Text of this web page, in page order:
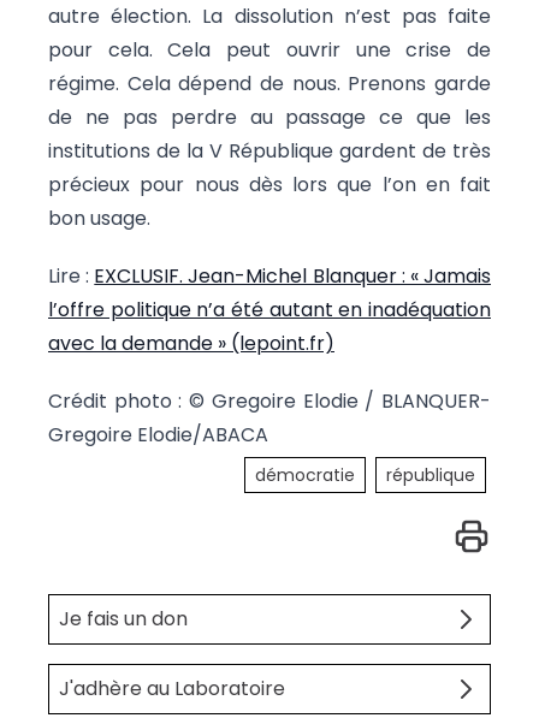
autre élection. La dissolution n’est pas faite
pour cela. Cela peut ouvrir une crise de
régime. Cela dépend de nous. Prenons garde
de ne pas perdre au passage ce que les
institutions de la V République gardent de très
précieux pour nous dès lors que l’on en fait
bon usage.
Lire : EXCLUSIF. Jean-Michel Blanquer : « Jamais
l’offre politique n’a été autant en inadéquation
avec la demande » (lepoint.fr)
Crédit photo : © Gregoire Elodie / BLANQUER-
Gregoire Elodie/ABACA
démocratie république
Je fais un don
J'adhère au Laboratoire